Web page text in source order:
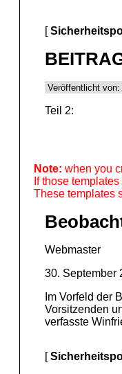
[
Veröffentlicht
Teil 2:
Note: when you
If those
These templates
Webmaster
30. September
Im Vorfeld der
Vorsitzenden
verfasste
[